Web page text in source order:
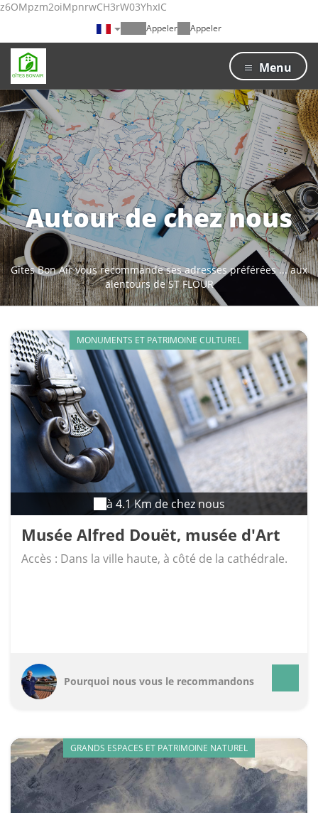
z6OMpzm2oiMpnrwCH3rW03YhxIC
Appeler Appeler
Menu
Autour de chez nous
Gîtes Bon Air vous recommande ses adresses préférées ... aux
alentours de ST FLOUR
MONUMENTS ET PATRIMOINE CULTUREL
à 4.1 Km de chez nous
Musée Alfred Douët, musée d'Art
et d'Histoire
Accès : Dans la ville haute, à côté de la cathédrale.
Pourquoi nous vous le recommandons
GRANDS ESPACES ET PATRIMOINE NATUREL